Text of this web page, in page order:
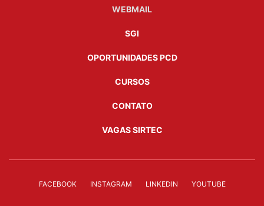
WEBMAIL
SGI
OPORTUNIDADES PCD
CURSOS
CONTATO
VAGAS SIRTEC
FACEBOOK INSTAGRAM LINKEDIN YOUTUBE